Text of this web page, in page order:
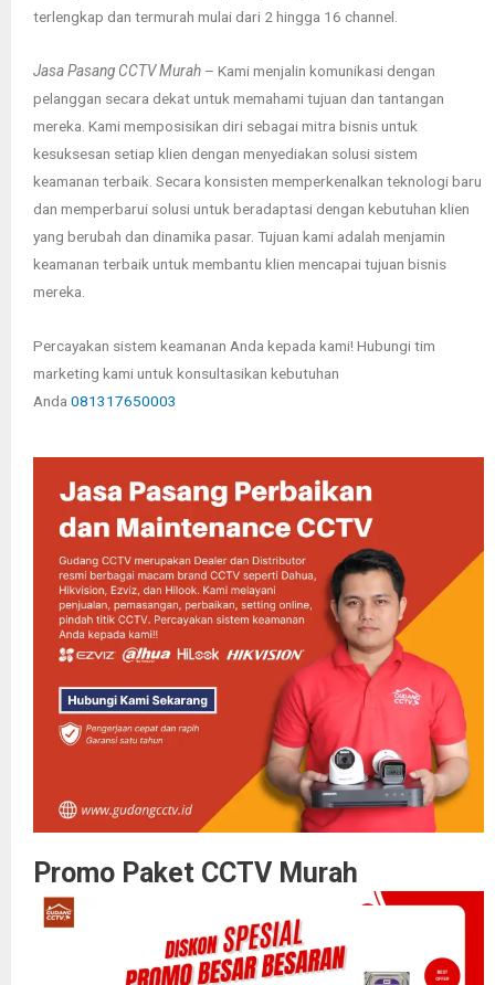
terlengkap dan termurah mulai dari 2 hingga 16 channel.
Jasa Pasang CCTV Murah – Kami menjalin komunikasi dengan
pelanggan secara dekat untuk memahami tujuan dan tantangan
mereka. Kami memposisikan diri sebagai mitra bisnis untuk
kesuksesan setiap klien dengan menyediakan solusi sistem
keamanan terbaik. Secara konsisten memperkenalkan teknologi baru
dan memperbarui solusi untuk beradaptasi dengan kebutuhan klien
yang berubah dan dinamika pasar. Tujuan kami adalah menjamin
keamanan terbaik untuk membantu klien mencapai tujuan bisnis
mereka.
Percayakan sistem keamanan Anda kepada kami! Hubungi tim
marketing kami untuk konsultasikan kebutuhan
Anda 081317650003
Promo Paket CCTV Murah